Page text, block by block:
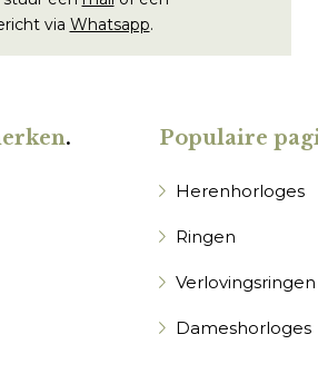
via Whatsapp.
. Populaire
Herenhorloges
Ringen
Verlovingsringen
Dameshorloges